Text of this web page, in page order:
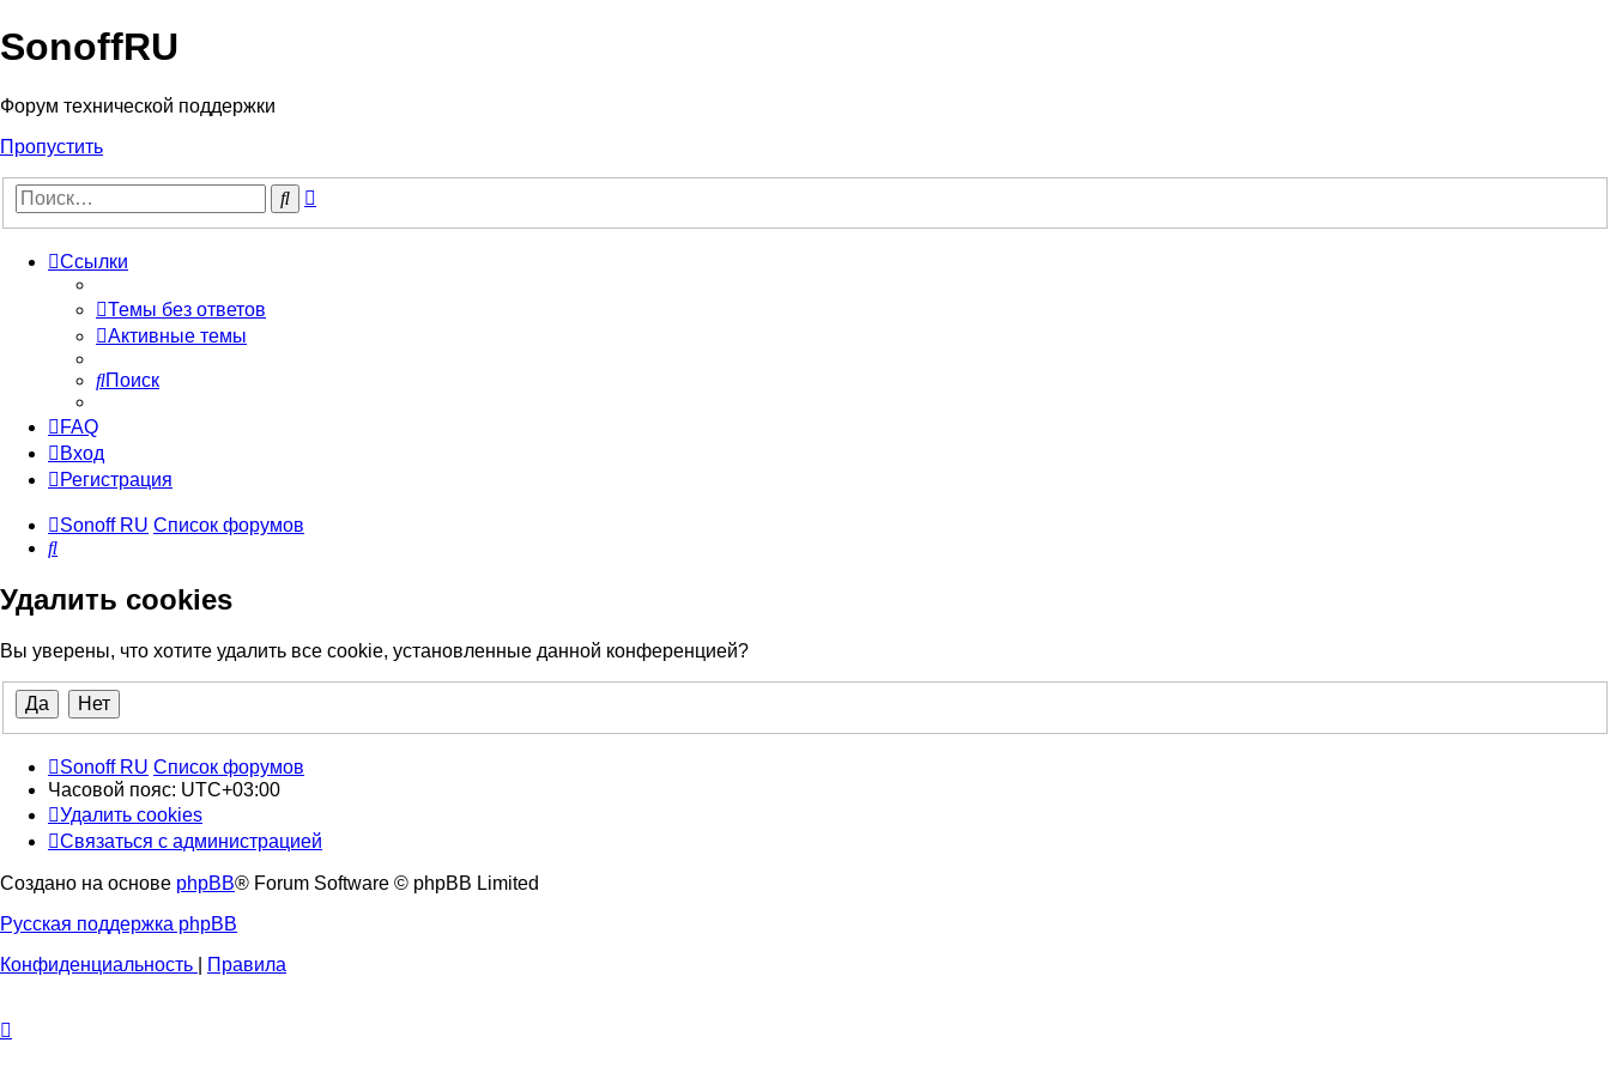
SonoffRU
Форум технической поддержки
Пропустить
Поиск
Ссылки
Темы без ответов
Активные темы
Поиск
FAQ
Вход
Регистрация
Sonoff RU Список форумов
Поиск
Удалить cookies
Вы уверены, что хотите удалить все cookie, установленные данной конференцией?
Sonoff RU Список форумов
Часовой пояс: UTC+03:00
Удалить cookies
Связаться с администрацией
Создано на основе phpBB® Forum Software © phpBB Limited
Русская поддержка phpBB
Конфиденциальность
Правила